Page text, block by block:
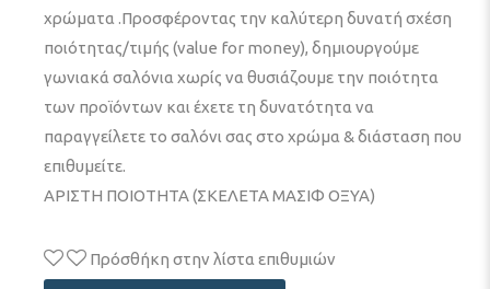
χρώματα .Προσφέροντας την καλύτερη δυνατή σχέση
ποιότητας/τιμής (value for money), δημιουργούμε
γωνιακά σαλόνια χωρίς να θυσιάζουμε την ποιότητα
των προϊόντων και έχετε τη δυνατότητα να
παραγγείλετε το σαλόνι σας στο χρώμα & διάσταση που
επιθυμείτε.
ΑΡΙΣΤΗ ΠΟΙΟΤΗΤΑ (ΣΚΕΛΕΤΑ ΜΑΣΙΦ ΟΞΥΑ)
Πρόσθήκη στην λίστα επιθυμιών